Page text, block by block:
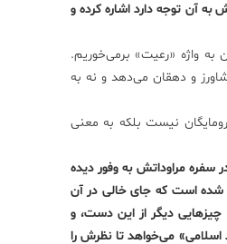
آن توجه دارد اشاره کرده و
‌واژه تطبیقی در ادبیات امام است. به عنوان مثال در خطبه ۲۱۶ امام فراوان به واژه «رعیت» برمی‌خوریم.
و دهقان می‌دهد و نه به
نیست بلکه به معنی
سفره مراوداتش به وفور دیده
به طول ۱۵ متر قفسه‌های کتاب تعبیه شده است که جای خالی در آن
دیگر از این دست، و
اسلامی» می‌خواهد تا نظرش را